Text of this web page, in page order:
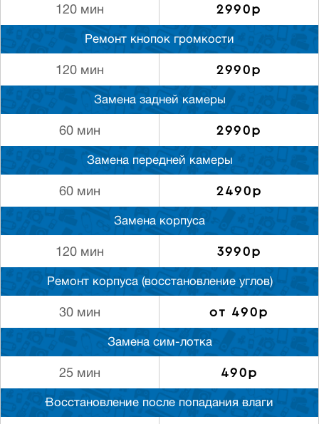
120 мин 2990р
Ремонт кнопок громкости
120 мин 2990р
Замена задней камеры
60 мин 2990р
Замена передней камеры
60 мин 2490р
Замена корпуса
120 мин 3990р
Ремонт корпуса (восстановление углов)
30 мин от 490р
Замена сим-лотка
25 мин 490р
Восстановление после попадания влаги